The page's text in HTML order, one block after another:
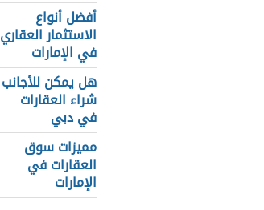
أفضل أنواع
الاستثمار العقاري
في الإمارات
هل يمكن للأجانب
شراء العقارات
في دبي
مميزات سوق
العقارات في
الإمارات